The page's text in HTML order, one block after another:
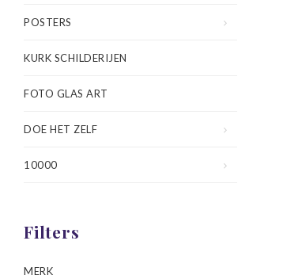
POSTERS
KURK SCHILDERIJEN
FOTO GLAS ART
DOE HET ZELF
10000
Filters
MERK